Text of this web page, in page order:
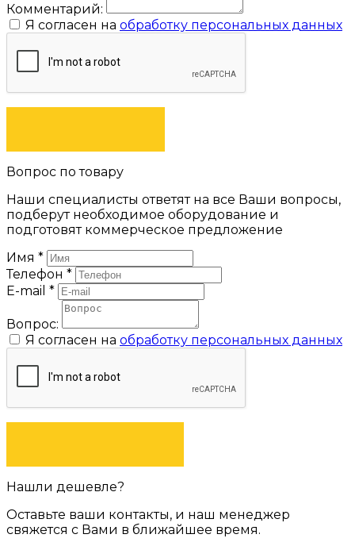
Комментарий:
Я согласен на обработку персональных данных
Вопрос по товару
Наши специалисты ответят на все Ваши вопросы,
подберут необходимое оборудование и
подготовят коммерческое предложение
Имя *
Телефон *
E-mail *
Вопрос:
Я согласен на обработку персональных данных
Нашли дешевле?
Оставьте ваши контакты, и наш менеджер
свяжется с Вами в ближайшее время.